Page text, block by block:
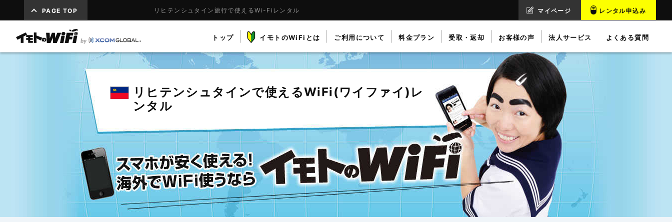
リヒテンシュタイン旅行で使えるWi-Fiレンタル
PAGE TOP マイページ レンタル申込み
トップ イモトのWiFiとは ご利用について 料金プラン 受取・返却 お客様の声 法人サービス よくある質問
リヒテンシュタインで使えるWiFi(ワイファイ)レ
ンタル